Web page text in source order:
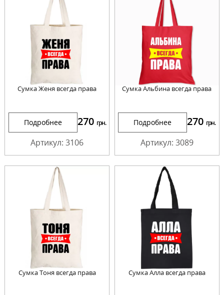
Сумка Женя всегда права
Подробнее 270 грн.
Артикул: 3106
Сумка Альбина всегда права
Подробнее 270 грн.
Артикул: 3089
Сумка Тоня всегда права Сумка Алла всегда права